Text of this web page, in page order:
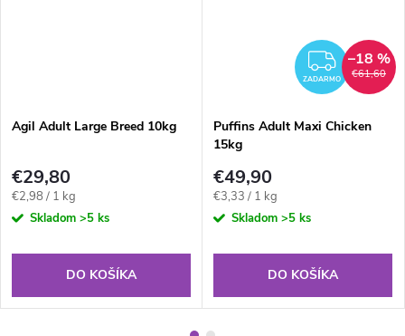
Agil Adult Large Breed 10kg
€29,80
Jednotková
cena:
€2,98 / 1 kg
Skladom >5 ks
DO KOŠÍKA
ZADARMO €61,60
–18 %
Puffins Adult Maxi Chicken
15kg
€49,90
Jednotková
cena:
€3,33 / 1 kg
Skladom >5 ks
DO KOŠÍKA